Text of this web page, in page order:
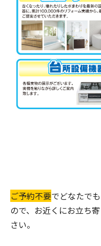
ご予約不要でどなたで
ので、お近くにお立ち
さい。